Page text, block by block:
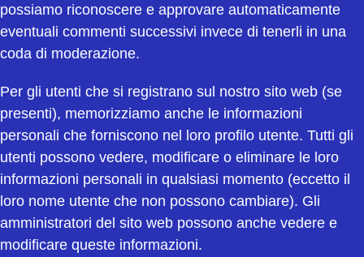
possiamo riconoscere e approvare automaticamente
eventuali commenti successivi invece di tenerli in una
coda di moderazione.
Per gli utenti che si registrano sul nostro sito web (se
presenti), memorizziamo anche le informazioni
personali che forniscono nel loro profilo utente. Tutti gli
utenti possono vedere, modificare o eliminare le loro
informazioni personali in qualsiasi momento (eccetto il
loro nome utente che non possono cambiare). Gli
amministratori del sito web possono anche vedere e
modificare queste informazioni.